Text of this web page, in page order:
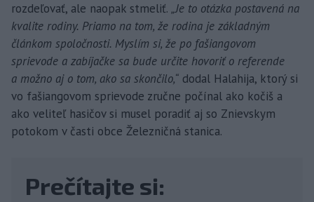
rozdeľovať, ale naopak stmeliť. „Je to otázka postavená na
kvalite rodiny. Priamo na tom, že rodina je základným
článkom spoločnosti. Myslím si, že po fašiangovom
sprievode a zabíjačke sa bude určite hovoriť o referende
a možno aj o tom, ako sa skončilo,“ dodal Halahija, ktorý si
vo fašiangovom sprievode zručne počínal ako kočiš a
ako veliteľ hasičov si musel poradiť aj so Znievskym
potokom v časti obce Železničná stanica.
Prečítajte si: